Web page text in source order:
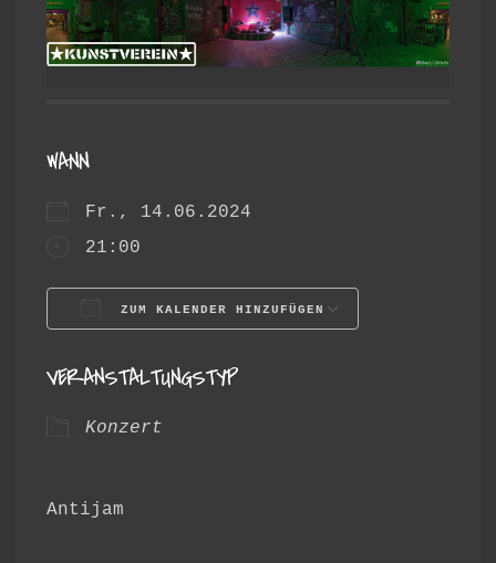
WANN
Fr., 14.06.2024
21:00
ZUM KALENDER HINZUFÜGEN
VERANSTALTUNGSTYP
Konzert
Antijam